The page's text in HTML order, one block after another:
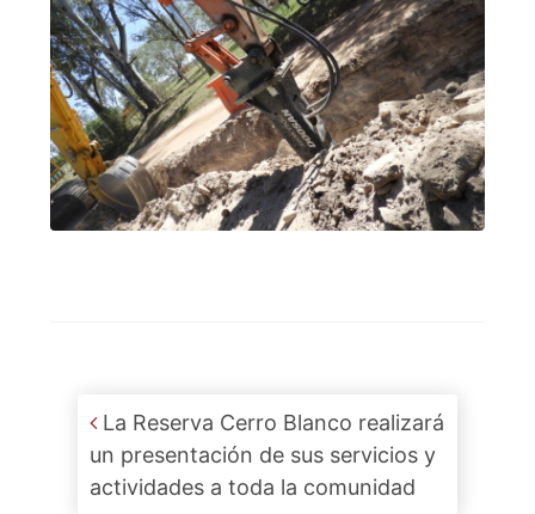
Post navigation
La Reserva Cerro Blanco realizará
un presentación de sus servicios y
actividades a toda la comunidad